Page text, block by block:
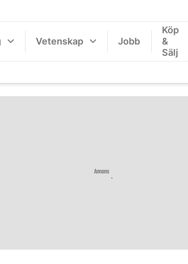
Vetenskap Jobb
Köp
&
Sälj
Annons